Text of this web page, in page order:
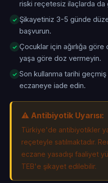
riski reçetesiz ilaçlarda da
Şikayetiniz 3-5 günde
başvurun.
Çocuklar için ağırlığa göre
yaşa göre doz vermeyin.
Son kullanma tarihi geçmiş
eczaneye iade edin.
⚠️ Antibiyotik Uyarısı:
Türkiye'de antibiyotikler
reçeteyle satılmaktadır.
eczane yasadışı faaliyet
TEB'e şikayet edilebilir.